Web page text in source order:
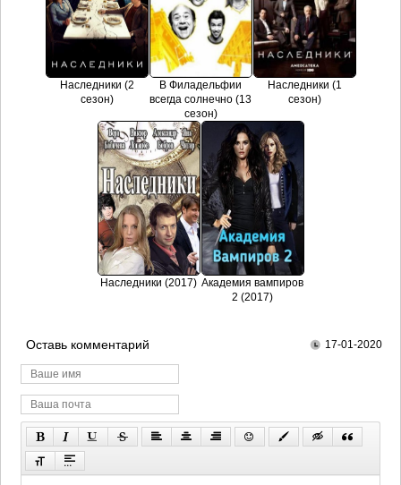
Наследники (2
сезон)
В Филадельфии
всегда солнечно (13
сезон)
Наследники (1
сезон)
Наследники (2017) Академия вампиров
2 (2017)
Оставь комментарий 17-01-2020